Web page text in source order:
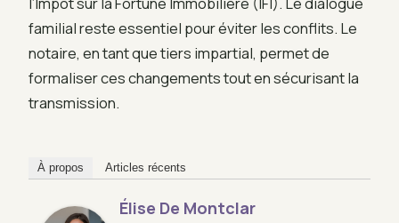
familial reste essentiel pour éviter les conflits. Le
notaire, en tant que tiers impartial, permet de
formaliser ces changements tout en sécurisant la
transmission.
À propos Articles récents
Élise De Montclar